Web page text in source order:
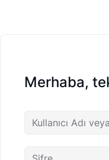
Merhaba,